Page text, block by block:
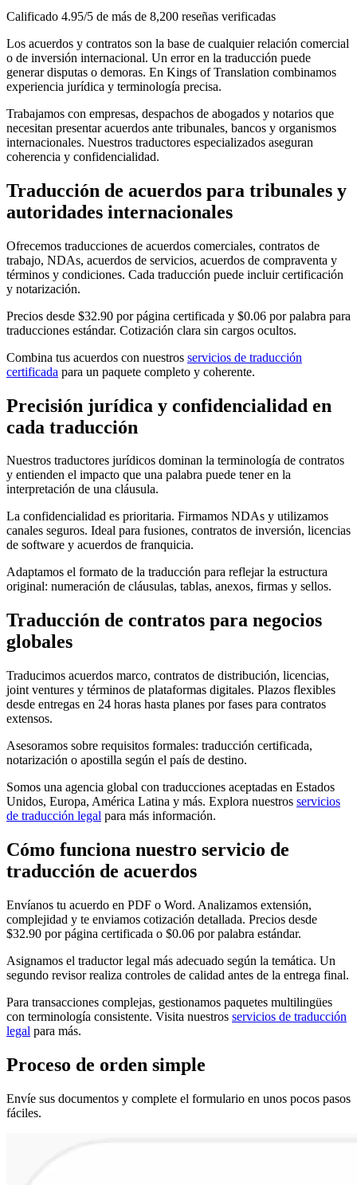
Calificado 4.95/5 de más de 8,200 reseñas verificadas
Los acuerdos y contratos son la base de cualquier relación comercial
o de inversión internacional. Un error en la traducción puede
generar disputas o demoras. En Kings of Translation combinamos
experiencia jurídica y terminología precisa.
Trabajamos con empresas, despachos de abogados y notarios que
necesitan presentar acuerdos ante tribunales, bancos y organismos
internacionales. Nuestros traductores especializados aseguran
coherencia y confidencialidad.
Traducción de acuerdos para tribunales y
autoridades internacionales
Ofrecemos traducciones de acuerdos comerciales, contratos de
trabajo, NDAs, acuerdos de servicios, acuerdos de compraventa y
términos y condiciones. Cada traducción puede incluir certificación
y notarización.
Precios desde $32.90 por página certificada y $0.06 por palabra para
traducciones estándar. Cotización clara sin cargos ocultos.
Combina tus acuerdos con nuestros servicios de traducción
certificada para un paquete completo y coherente.
Precisión jurídica y confidencialidad en
cada traducción
Nuestros traductores jurídicos dominan la terminología de contratos
y entienden el impacto que una palabra puede tener en la
interpretación de una cláusula.
La confidencialidad es prioritaria. Firmamos NDAs y utilizamos
canales seguros. Ideal para fusiones, contratos de inversión, licencias
de software y acuerdos de franquicia.
Adaptamos el formato de la traducción para reflejar la estructura
original: numeración de cláusulas, tablas, anexos, firmas y sellos.
Traducción de contratos para negocios
globales
Traducimos acuerdos marco, contratos de distribución, licencias,
joint ventures y términos de plataformas digitales. Plazos flexibles
desde entregas en 24 horas hasta planes por fases para contratos
extensos.
Asesoramos sobre requisitos formales: traducción certificada,
notarización o apostilla según el país de destino.
Somos una agencia global con traducciones aceptadas en Estados
Unidos, Europa, América Latina y más. Explora nuestros servicios
de traducción legal para más información.
Cómo funciona nuestro servicio de
traducción de acuerdos
Envíanos tu acuerdo en PDF o Word. Analizamos extensión,
complejidad y te enviamos cotización detallada. Precios desde
$32.90 por página certificada o $0.06 por palabra estándar.
Asignamos el traductor legal más adecuado según la temática. Un
segundo revisor realiza controles de calidad antes de la entrega final.
Para transacciones complejas, gestionamos paquetes multilingües
con terminología consistente. Visita nuestros servicios de traducción
legal para más.
Proceso de orden simple
Envíe sus documentos y complete el formulario en unos pocos pasos
fáciles.